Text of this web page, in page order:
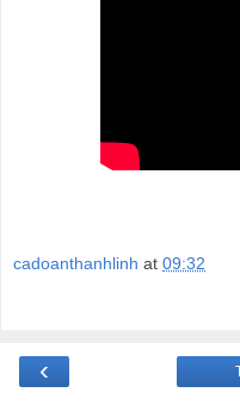
cadoanthanhlinh at 09:32
‹